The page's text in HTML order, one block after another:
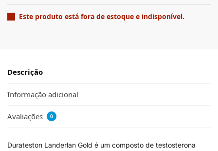
Este produto está fora de estoque e indisponível.
Descrição
Informação adicional
Avaliações 0
Durateston Landerlan Gold é um composto de testosterona